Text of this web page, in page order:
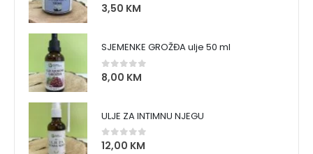
0 out of 5
3,50 KM
SJEMENKE GROŽĐA ulje 50 ml
0 out of 5
8,00 KM
ULJE ZA INTIMNU NJEGU
0out of 5
12,00 KM